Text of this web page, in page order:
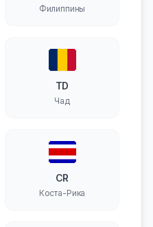
Филиппины
TD
Чад
CR
Коста-Рика